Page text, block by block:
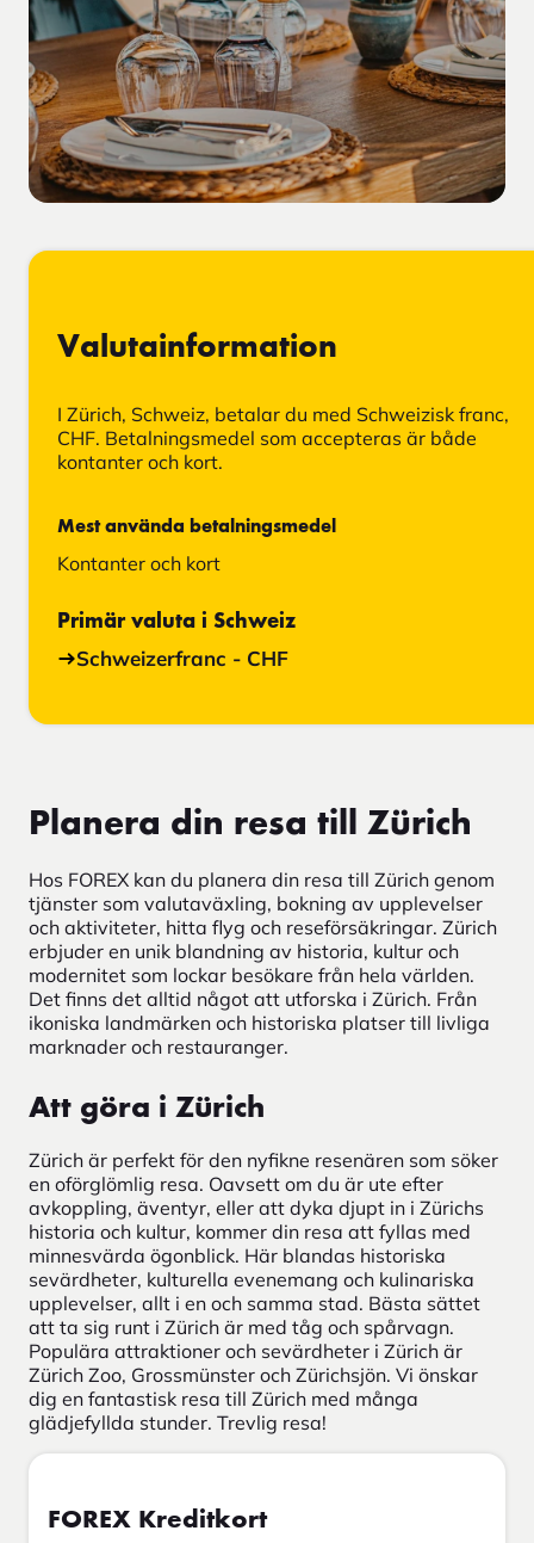
Valutainformation
I Zürich, Schweiz, betalar du med Schweizisk franc,
CHF. Betalningsmedel som accepteras är både
kontanter och kort.
Mest använda betalningsmedel
Kontanter och kort
Primär valuta i Schweiz
Schweizerfranc - CHF
Planera din resa till Zürich
Hos FOREX kan du planera din resa till Zürich genom
tjänster som valutaväxling, bokning av upplevelser
och aktiviteter, hitta flyg och reseförsäkringar. Zürich
erbjuder en unik blandning av historia, kultur och
modernitet som lockar besökare från hela världen.
Det finns det alltid något att utforska i Zürich. Från
ikoniska landmärken och historiska platser till livliga
marknader och restauranger.
Att göra i Zürich
Zürich är perfekt för den nyfikne resenären som söker
en oförglömlig resa. Oavsett om du är ute efter
avkoppling, äventyr, eller att dyka djupt in i Zürichs
historia och kultur, kommer din resa att fyllas med
minnesvärda ögonblick. Här blandas historiska
sevärdheter, kulturella evenemang och kulinariska
upplevelser, allt i en och samma stad. Bästa sättet
att ta sig runt i Zürich är med tåg och spårvagn.
Populära attraktioner och sevärdheter i Zürich är
Zürich Zoo, Grossmünster och Zürichsjön. Vi önskar
dig en fantastisk resa till Zürich med många
glädjefyllda stunder. Trevlig resa!
FOREX Kreditkort